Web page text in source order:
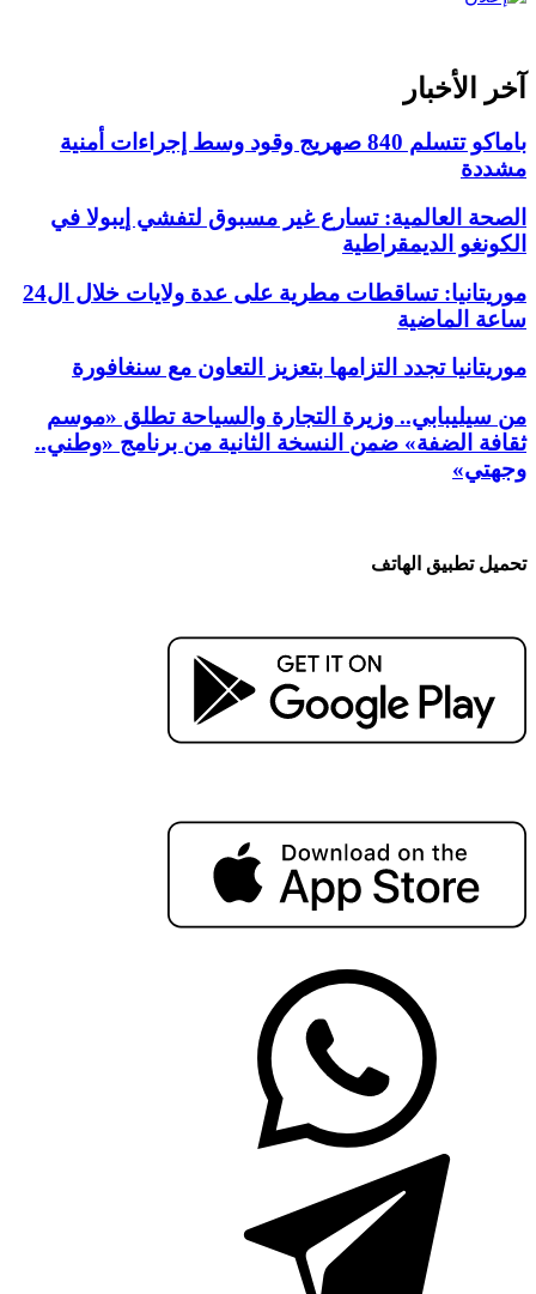
آخر الأخبار
باماكو تتسلم 840 صهريج وقود وسط إجراءات أمنية
مشددة
الصحة العالمية: تسارع غير مسبوق لتفشي إيبولا في
الكونغو الديمقراطية
موريتانيا: تساقطات مطرية على عدة ولايات خلال ال24
ساعة الماضية
موريتانيا تجدد التزامها بتعزيز التعاون مع سنغافورة
من سيليبابي.. وزيرة التجارة والسياحة تطلق «موسم
ثقافة الضفة» ضمن النسخة الثانية من برنامج «وطني..
وجهتي»
تحميل تطبيق الهاتف